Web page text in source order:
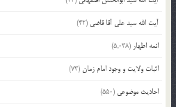
آیت الله سید علی آقا قاضی (42)
ائمه اطهار (5,038)
اثبات ولایت و وجود امام زمان(73)
احادیث موضوعی (550)